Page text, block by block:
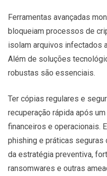
Ferramentas avançadas
bloqueiam processos de
isolam arquivos infectados
Além de soluções
robustas são essenciais.
Ter cópias regulares e
recuperação rápida após
financeiros e operacionais.
phishing e práticas seguras
da estratégia preventiva,
ransomwares e outras